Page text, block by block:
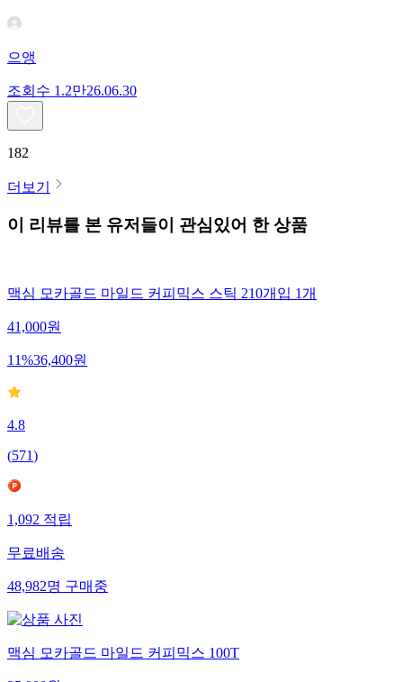
으앵
조회수 1.2만26.06.30
182
더보기
이 리뷰를 본 유저들이 관심있어 한 상품
맥심 모카골드 마일드 커피믹스 스틱 210개입 1개
41,000원
11%36,400원
4.8
(571)
1,092적립
무료배송
48,982명구매중
맥심 모카골드 마일드 커피믹스 100T